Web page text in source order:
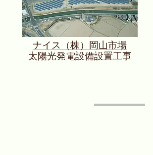
ナイス（株）岡山市場
太陽光発電設備設置工事